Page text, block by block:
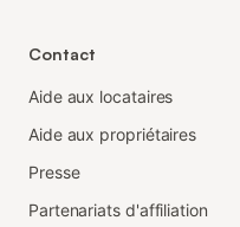
Contact
Aide aux locataires
Aide aux propriétaires
Presse
Partenariats d'affiliation